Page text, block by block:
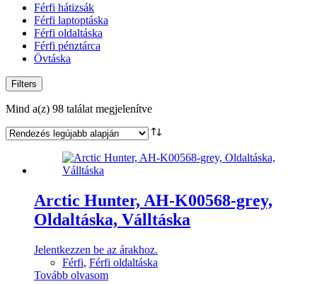
Férfi hátizsák
Férfi laptoptáska
Férfi oldaltáska
Férfi pénztárca
Övtáska
Filters
Mind a(z) 98 találat megjelenítveSorted
latest
Arctic Hunter, AH-K00568-grey,
Oldaltáska, Válltáska
Jelentkezzen be az árakhoz.
Férfi, Férfi oldaltáska
Tovább olvasom